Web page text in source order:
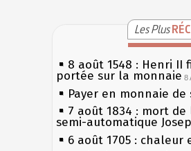
Les Plus
8 août 1548 : Henri II
portée sur la monnaie 8
Payer en monnaie de
7 août 1834 : mort
semi-automatique
6 août 1705 : chaleur